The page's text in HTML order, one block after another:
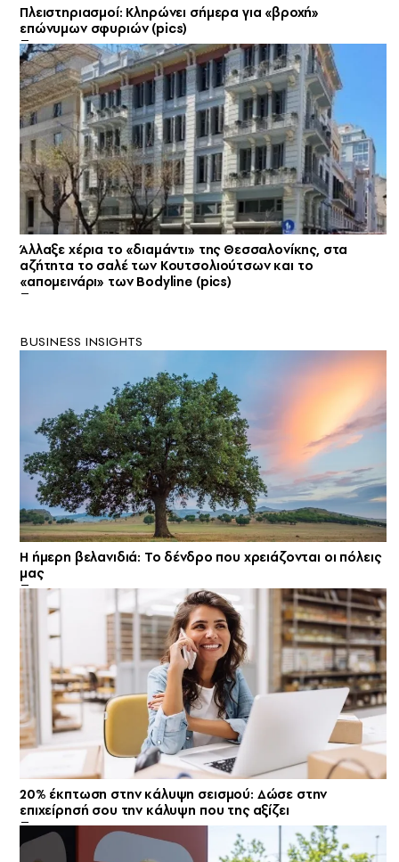
Πλειστηριασμοί: Κληρώνει σήμερα για «βροχή»
επώνυμων σφυριών (pics)
Άλλαξε χέρια το «διαμάντι» της Θεσσαλονίκης, στα
αζήτητα το σαλέ των Κουτσολιούτσων και το
«απομεινάρι» των Bodyline (pics)
BUSINESS INSIGHTS
Η ήμερη βελανιδιά: Το δένδρο που χρειάζονται οι πόλεις
μας
20% έκπτωση στην κάλυψη σεισμού: Δώσε στην
επιχείρησή σου την κάλυψη που της αξίζει